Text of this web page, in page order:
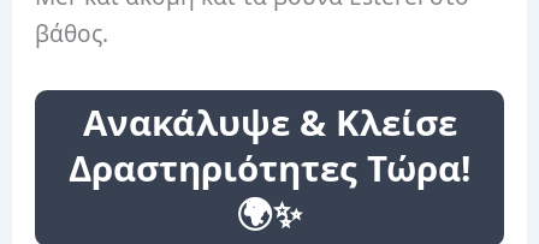
βάθος.
Ανακάλυψε & Κλείσε
Δραστηριότητες Τώρα!
🌍✨